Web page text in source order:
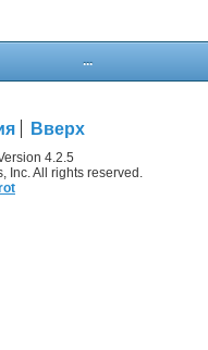
...
Вверх
4.2.5
Inc. All rights reserved.